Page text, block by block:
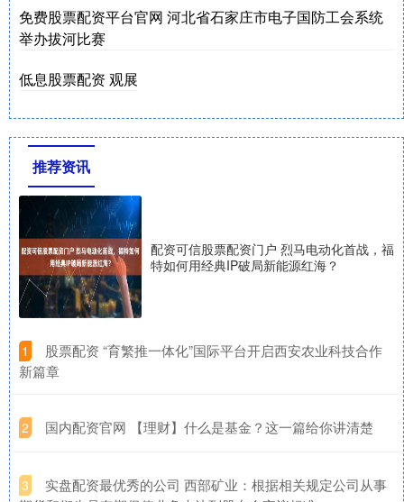
免费股票配资平台官网 河北省石家庄市电子国防工会系统
举办拔河比赛
低息股票配资 观展
推荐资讯
配资可信股票配资门户 烈马电动化首战，福
特如何用经典IP破局新能源红海？
1
​股票配资 “育繁推一体化”国际平台开启西安农业科技合作
新篇章
2 ​国内配资官网 【理财】什么是基金？这一篇给你讲清楚
3
​实盘配资最优秀的公司 西部矿业：根据相关规定公司从事